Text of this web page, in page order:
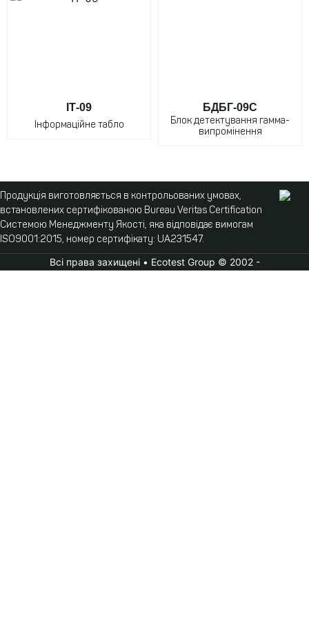
ІТ-09
Інформаційне табло
БДБГ-09С
Блок детектування гамма-
випромінення
Продукція виготовляється в контрольованих умовах,
встановлених сертифікованою Bureau Veritas Certification
Системою Менеджменту Якості, яка відповідає вимогам
ISO9001:2015, номер сертифікату: UA231547.
Всі права захищені • Ecotest Group © 2002 -